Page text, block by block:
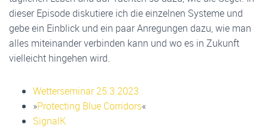
dieser Episode diskutiere ich die einzelnen Systeme und
gebe ein Einblick und ein paar Anregungen dazu, wie man
alles miteinander verbinden kann und wo es in Zukunft
vielleicht hingehen wird.
Wetterseminar 25.3.2023
»Protecting Blue Corridors«
SignalK